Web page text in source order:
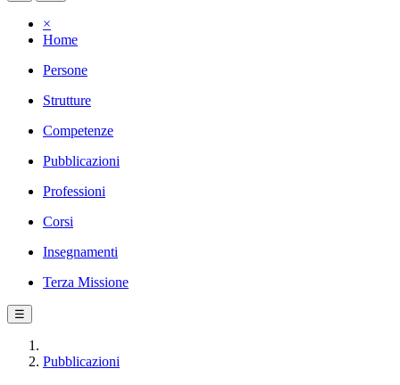
×
Home
Persone
Strutture
Competenze
Pubblicazioni
Professioni
Corsi
Insegnamenti
Terza Missione
☰
Pubblicazioni